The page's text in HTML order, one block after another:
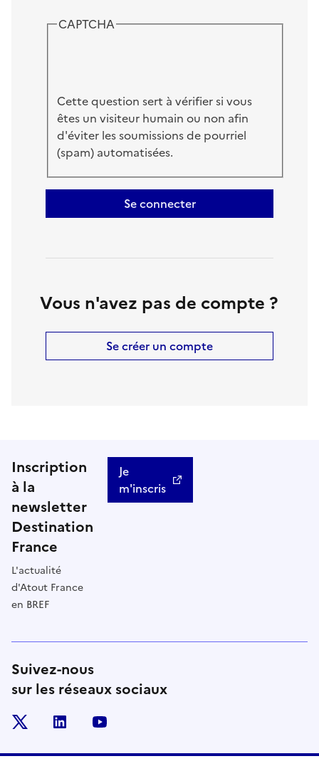
CAPTCHA
Cette question sert à vérifier si vous
êtes un visiteur humain ou non afin
d'éviter les soumissions de pourriel
(spam) automatisées.
Se connecter
Vous n'avez pas de compte ?
Se créer un compte
Inscription
à la
newsletter
Destination
France
L'actualité
d'Atout France
en BREF
Je
m'inscris
Suivez-nous
sur les réseaux sociaux
linkedin